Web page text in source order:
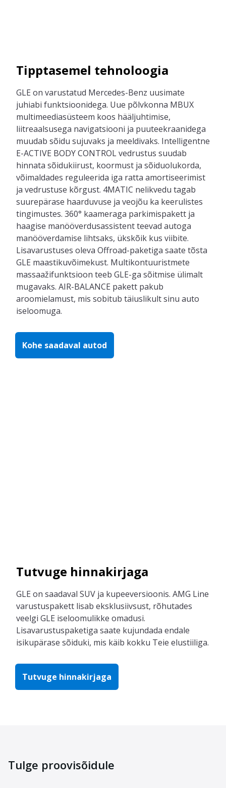
Tipptasemel tehnoloogia
GLE on varustatud Mercedes-Benz uusimate
juhiabi funktsioonidega. Uue põlvkonna MBUX
multimeediasüsteem koos hääljuhtimise,
liitreaalsusega navigatsiooni ja puuteekraanidega
muudab sõidu sujuvaks ja meeldivaks. Intelligentne
E-ACTIVE BODY CONTROL vedrustus suudab
hinnata sõidukiirust, koormust ja sõiduolukorda,
võimaldades reguleerida iga ratta amortiseerimist
ja vedrustuse kõrgust. 4MATIC nelikvedu tagab
suurepärase haarduvuse ja veojõu ka keerulistes
tingimustes. 360° kaameraga parkimispakett ja
haagise manööverdusassistent teevad autoga
manööverdamise lihtsaks, ükskõik kus viibite.
Lisavarustuses oleva Offroad-paketiga saate tõsta
GLE maastikuvõimekust. Multikontuuristmete
massaažifunktsioon teeb GLE-ga sõitmise ülimalt
mugavaks. AIR-BALANCE pakett pakub
aroomielamust, mis sobitub täiuslikult sinu auto
iseloomuga.
Kohe saadaval autod
Tutvuge hinnakirjaga
GLE on saadaval SUV ja kupeeversioonis. AMG Line
varustuspakett lisab eksklusiivsust, rõhutades
veelgi GLE iseloomulikke omadusi.
Lisavarustuspaketiga saate kujundada endale
isikupärase sõiduki, mis käib kokku Teie elustiiliga.
Tutvuge hinnakirjaga
Tulge proovisõidule